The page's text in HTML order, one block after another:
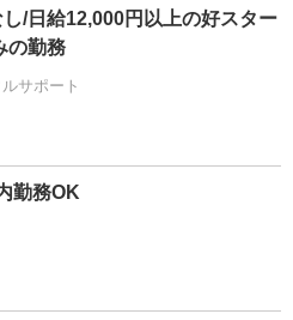
/日給12,000円以上の好スター
の勤務
サポート
勤務OK